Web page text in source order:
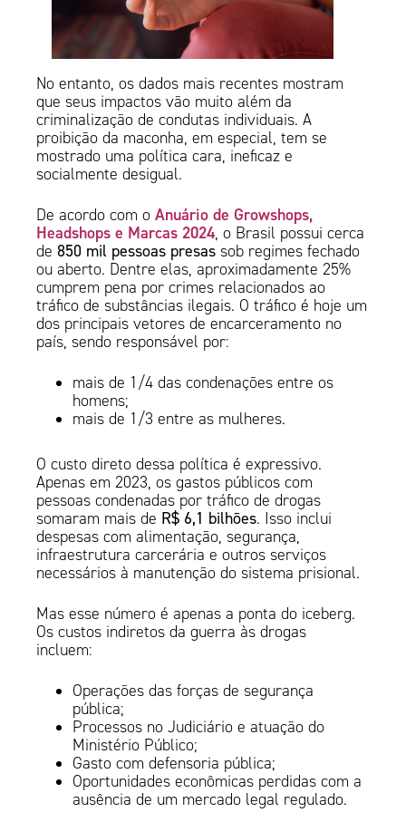
No entanto, os dados mais recentes mostram
que seus impactos vão muito além da
criminalização de condutas individuais. A
proibição da maconha, em especial, tem se
mostrado uma política cara, ineficaz e
socialmente desigual.
De acordo com oAnuário de Growshops,
Headshops e Marcas 2024, o Brasil possui cerca
de850 mil pessoas presassob regimes fechado
ou aberto. Dentre elas, aproximadamente 25%
cumprem pena por crimes relacionados ao
tráfico de substâncias ilegais. O tráfico é hoje um
dos principais vetores de encarceramento no
país, sendo responsável por:
mais de 1/4 das condenações entre os
homens;
mais de 1/3 entre as mulheres.
O custo direto dessa política é expressivo.
Apenas em 2023, os gastos públicos com
pessoas condenadas por tráfico de drogas
somaram mais de R$ 6,1 bilhões. Isso inclui
despesas com alimentação, segurança,
infraestrutura carcerária e outros serviços
necessários à manutenção do sistema prisional.
Mas esse número é apenas a ponta do iceberg.
Os custos indiretos da guerra às drogas
incluem:
Operações das forças de segurança
pública;
Processos no Judiciário e atuação do
Ministério Público;
Gasto com defensoria pública;
Oportunidades econômicas perdidas com a
ausência de um mercado legal regulado.